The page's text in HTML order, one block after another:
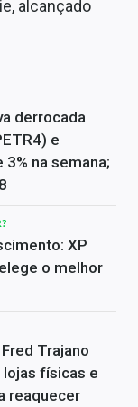
alcançado
derrocada
e
na semana;
XP
o melhor
Trajano
lojas físicas e
reaquecer